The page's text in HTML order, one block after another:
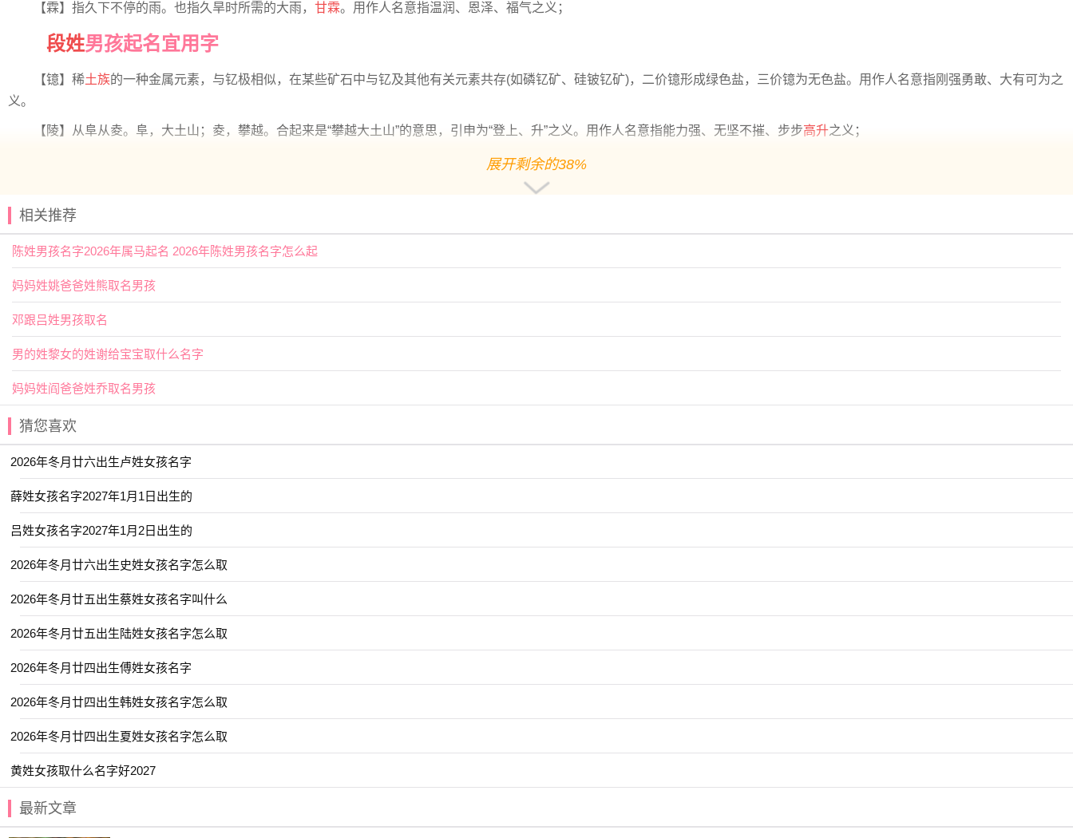
【霖】指久下不停的雨。也指久旱时所需的大雨， 甘霖。用作人名意指温润、恩泽、福气之义；
段姓男孩起名宜用字
【镱】稀土族的一种金属元素，与钇极相似，在某些矿石中与钇及其他有关元素共存(如磷钇矿、硅铍钇矿)，二价镱形成绿色盐，三价镱为无色盐。用作人名意指刚强勇敢、大有可为之
义。
【陵】从阜从夌。阜，大土山；夌，攀越。合起来是“攀越大土山”的意思，引申为“登上、升”之义。用作人名意指能力强、无坚不摧、步步高升之义；
【乐洋】 【川旭】 【宏希】 【宸泽】
【子晟】 【尚昕】 【冰洋】 【展融】
【云溪】 【岳琪】 【博阳】 【凯弈】
【宸知】 【亦明】 【佳昊】 【乔毅】
【丞名】 【嵩云】 【宸毅】 【家沐】
【初元】 【兆佳】 【巍源】 【子念】
【亦君】 【尚知】 【元捷】 【亦洋】
【启书】 【岳钟】 【元清】 【学易】
【天锦】 【予初】 【书闻】 【墨林】
【亦航】 【亦仁】 【君庭】 【云涵】
【亦勋】 【云惟】 【崇善】 【宸晓】
【尹黎】 【君越】 【哲羽】 【子玮】
【博凡】 【之学】 【书承】 【宸予】
【子榆】 【寒曦】 【东璟】 【丞博】
【佳辰】 【凌栩】 【书蕴】 【子乐】
【子遇】 【宣霖】 【堇扬】 【其书】
【书弘】 【卓远】 【与夏】 【云易】
【宏昱】 【亦闲】 【乐淳】 【乐钧】
展开剩余的38%
相关推荐
陈姓男孩名字2026年属马起名 2026年陈姓男孩名字怎么起
妈妈姓姚爸爸姓熊取名男孩
邓跟吕姓男孩取名
男的姓黎女的姓谢给宝宝取什么名字
妈妈姓阎爸爸姓乔取名男孩
猜您喜欢
2026年冬月廿六出生卢姓女孩名字
薛姓女孩名字2027年1月1日出生的
吕姓女孩名字2027年1月2日出生的
2026年冬月廿六出生史姓女孩名字怎么取
2026年冬月廿五出生蔡姓女孩名字叫什么
2026年冬月廿五出生陆姓女孩名字怎么取
2026年冬月廿四出生傅姓女孩名字
2026年冬月廿四出生韩姓女孩名字怎么取
2026年冬月廿四出生夏姓女孩名字怎么取
黄姓女孩取什么名字好2027
最新文章